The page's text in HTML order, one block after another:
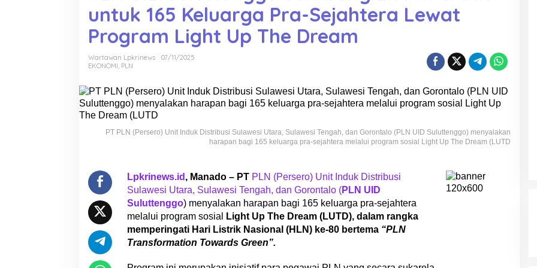
D
u
e
n
g
m
b
u
n
g
L
s
untuk 165 Keluarga Pra-Sejahtera Lewat
Program Light Up The Dream
Wartawan Lpkrinews
07/11/2025
EKONOMI, PLN
PT PLN (Persero) Unit Induk Distribusi Sulawesi Utara, Sulawesi Tengah, dan Gorontalo (PLN UID Suluttenggo) menyalakan
harapan bagi 165 keluarga pra-sejahtera melalui program sosial Light Up The Dream (LUTD
Lpkrinews.id , Manado – PT PLN (Persero) Unit Induk Distribusi
Sulawesi Utara, Sulawesi Tengah, dan Gorontalo (PLN UID
Suluttenggo) menyalakan harapan bagi 165 keluarga pra-sejahtera
melalui program sosial
Light Up The Dream (LUTD), dalam rangka
memperingati Hari Listrik Nasional (HLN) ke-80 bertema “PLN
Transformation Towards Green”.